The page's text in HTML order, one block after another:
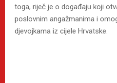
toga, riječ je o događaju koji
poslovnim angažmanima i
djevojkama iz cijele Hrvatske.